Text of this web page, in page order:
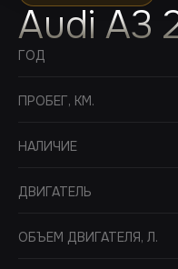
Audi A3
ГОД
ПРОБЕГ, КМ.
НАЛИЧИЕ
ДВИГАТЕЛЬ
ОБЪЕМ ДВИГАТЕЛЯ, Л.